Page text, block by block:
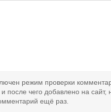
режим проверки
после чего добавлено на сайт,
ещё раз.